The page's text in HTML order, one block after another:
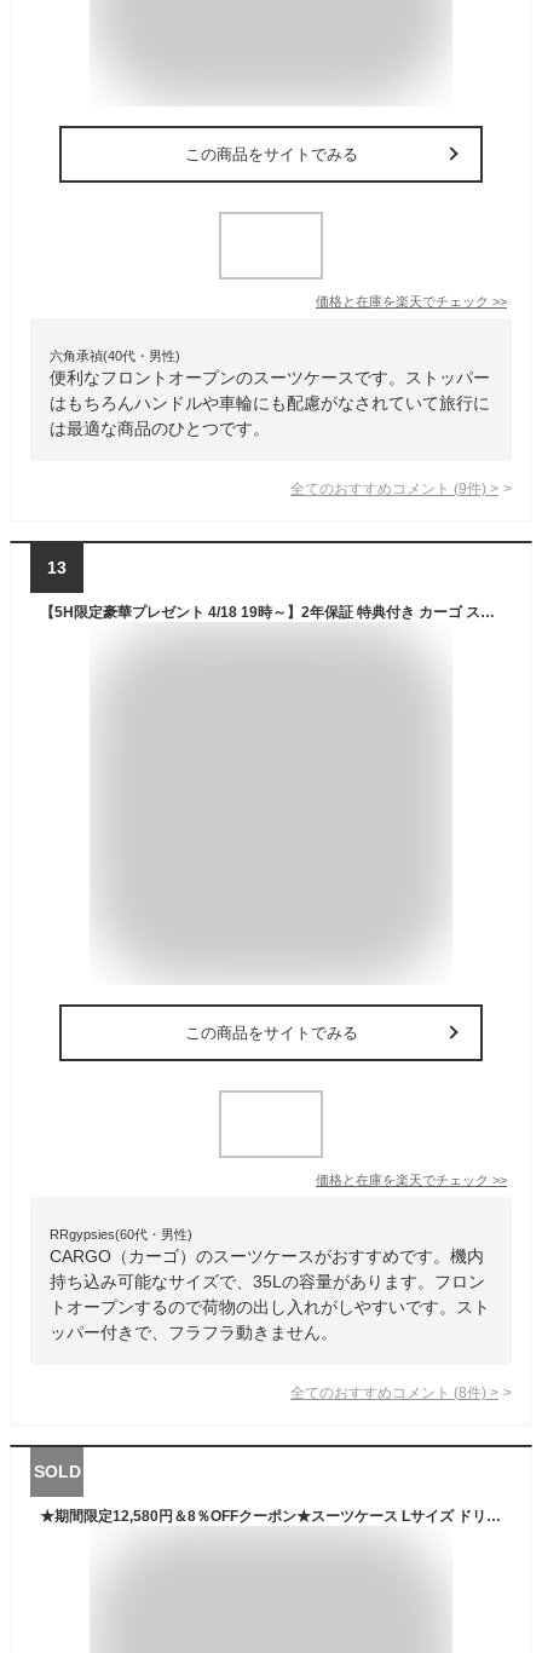
この商品をサイトでみる
価格と在庫を楽天でチェック >>
六角承禎(40代・男性)
便利なフロントオープンのスーツケースです。ストッパー
はもちろんハンドルや車輪にも配慮がなされていて旅行に
は最適な商品のひとつです。
全てのおすすめコメント (9件) >
13
【5H限定豪華プレゼント 4/18 19時～】2年保証 特典付き カーゴ スーツケース 機内持ち込み Sサイズ SS 35L フロントオープン 前開き ストッパー付き 軽量 小さめ エアレイヤー CARGO cat532ly キャリーケース キャリーバッグ
この商品をサイトでみる
価格と在庫を楽天でチェック >>
RRgypsies(60代・男性)
CARGO（カーゴ）のスーツケースがおすすめです。機内
持ち込み可能なサイズで、35Lの容量があります。フロン
トオープンするので荷物の出し入れがしやすいです。スト
ッパー付きで、フラフラ動きません。
全てのおすすめコメント (8件) >
SOLD
★期間限定12,580円＆8％OFFクーポン★スーツケース Lサイズ ドリンクホルダー キャリーケース キャリーバッグ 軽量 フレームタイプ USBポート付き ストッパー付き ドリンクホルダー アルミ 高級感 オシャレ 大容量 海外旅行 電車 TSAロック 7-14日 大型 TANOBI T1169